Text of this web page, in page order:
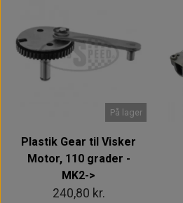
På lager
Plastik Gear til Visker
Motor, 110 grader -
MK2->
240,80 kr.